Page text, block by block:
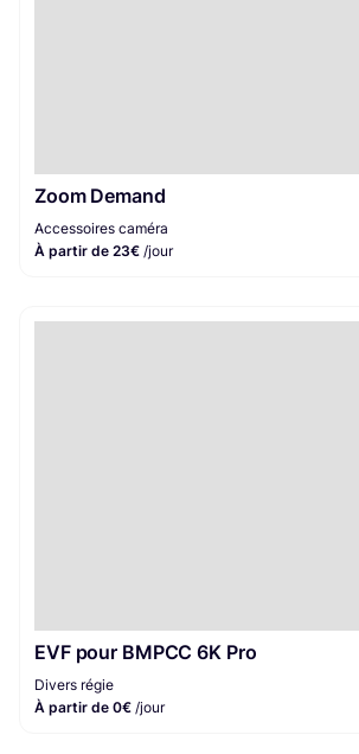
Zoom Demand
Accessoires caméra
À partir de 23€ /jour
EVF pour BMPCC 6K Pro
Divers régie
À partir de 0€ /jour